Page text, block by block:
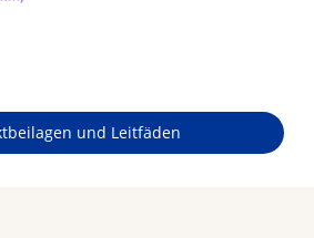
und Leitfäden